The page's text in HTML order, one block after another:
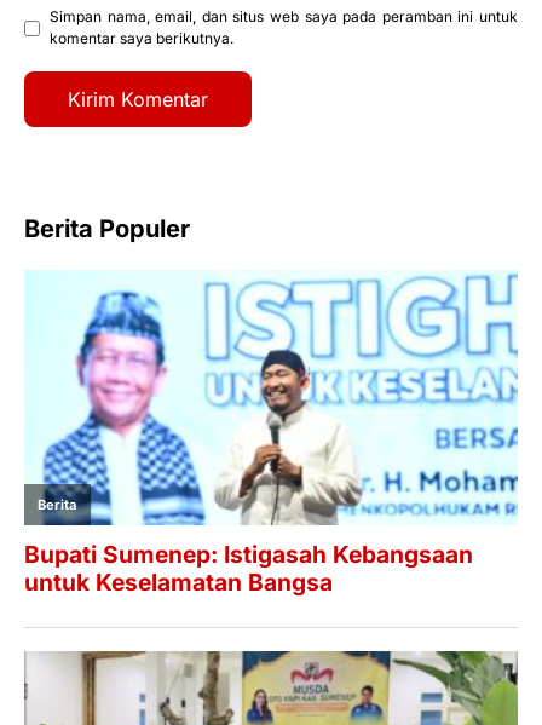
Simpan nama, email, dan situs web saya pada peramban ini untuk
komentar saya berikutnya.
Berita Populer